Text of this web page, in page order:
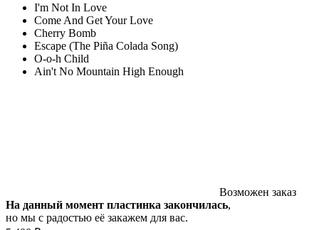
I'm Not In Love
Come And Get Your Love
Cherry Bomb
Escape (The Piña Colada Song)
O-o-h Child
Ain't No Mountain High Enough
Возможен заказ
На данный момент пластинка закончилась,
но мы с радостью её закажем для вас.